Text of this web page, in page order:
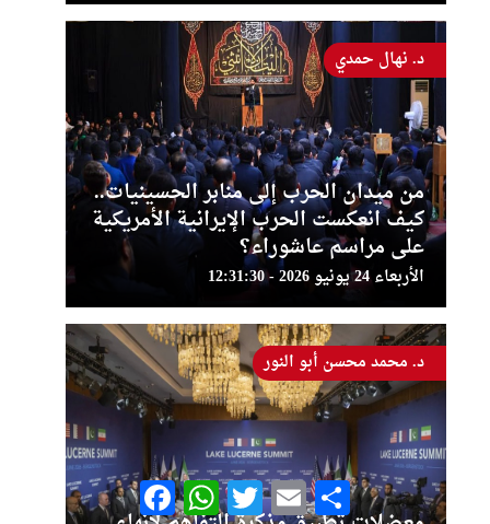
من ميدان الحرب إلى منابر الحسينيات..
كيف انعكست الحرب الإيرانية الأمريكية
على مراسم عاشوراء؟
الأربعاء 24 يونيو 2026 - 12:31:30
د. نهال حمدي
د. محمد محسن أبو النور
FacebookWhatsAppTwitter Email Share